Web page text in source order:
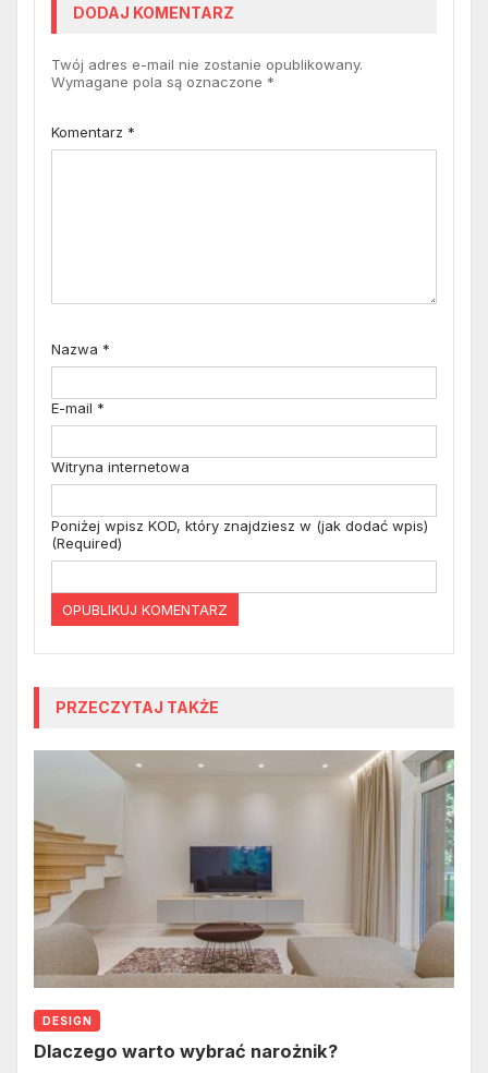
DODAJ KOMENTARZ
Twój adres e-mail nie zostanie opublikowany.
Wymagane pola są oznaczone *
Komentarz *
Nazwa *
E-mail *
Witryna internetowa
Poniżej wpisz KOD, który znajdziesz w (jak dodać wpis)
(Required)
PRZECZYTAJ TAKŻE
DESIGN
Dlaczego warto wybrać narożnik?